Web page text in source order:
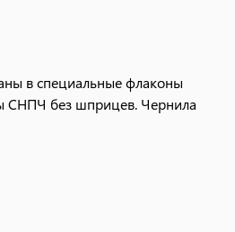
в специальные флаконы
СНПЧ без шприцев. Чернила